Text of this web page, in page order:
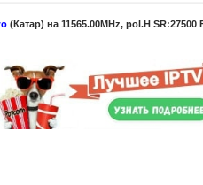
(Катар) на 11565.00MHz, pol.H SR:27500